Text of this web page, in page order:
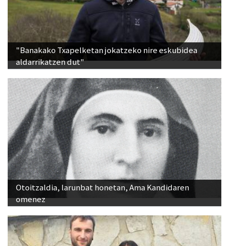
"Banakako Txapelketan jokatzeko nire eskubidea
aldarrikatzen dut"
Otoitzaldia, larunbat honetan, Ama Kandidaren
omenez